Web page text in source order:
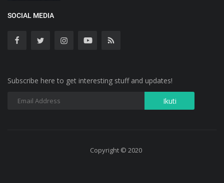
SOCIAL MEDIA
Subscribe here to get interesting stuff and updates!
Copyright © 2020